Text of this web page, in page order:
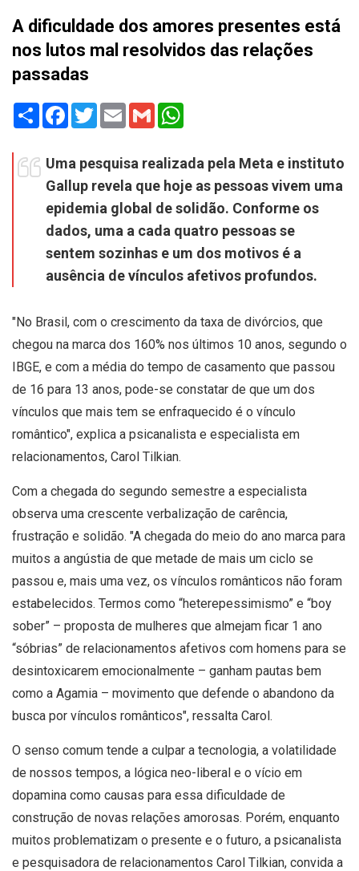
A dificuldade dos amores presentes está
nos lutos mal resolvidos das relações
passadas
Share Facebook
TwitterEmail Gmail
Uma pesquisa realizada pela Meta e instituto
Gallup revela que hoje as pessoas vivem uma
epidemia global de solidão. Conforme os
dados, uma a cada quatro pessoas se
sentem sozinhas e um dos motivos é a
ausência de vínculos afetivos profundos.
"No Brasil, com o crescimento da taxa de divórcios, que
chegou na marca dos 160% nos últimos 10 anos, segundo o
IBGE, e com a média do tempo de casamento que passou
de 16 para 13 anos, pode-se constatar de que um dos
vínculos que mais tem se enfraquecido é o vínculo
romântico", explica a psicanalista e especialista em
relacionamentos, Carol Tilkian.
Com a chegada do segundo semestre a especialista
observa uma crescente verbalização de carência,
frustração e solidão. "A chegada do meio do ano marca para
muitos a angústia de que metade de mais um ciclo se
passou e, mais uma vez, os vínculos românticos não foram
estabelecidos. Termos como “heterepessimismo” e “boy
sober” – proposta de mulheres que almejam ficar 1 ano
“sóbrias” de relacionamentos afetivos com homens para se
desintoxicarem emocionalmente – ganham pautas bem
como a Agamia – movimento que defende o abandono da
busca por vínculos românticos", ressalta Carol.
O senso comum tende a culpar a tecnologia, a volatilidade
de nossos tempos, a lógica neo-liberal e o vício em
dopamina como causas para essa dificuldade de
construção de novas relações amorosas. Porém, enquanto
muitos problematizam o presente e o futuro, a psicanalista
e pesquisadora de relacionamentos Carol Tilkian, convida a